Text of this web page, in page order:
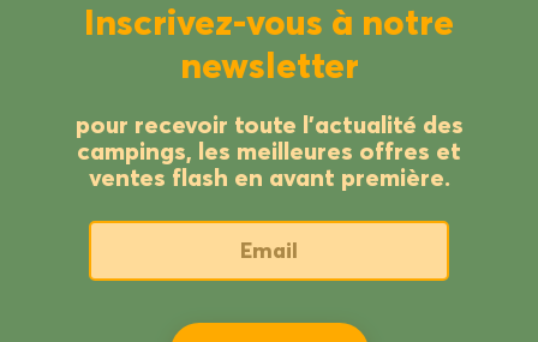
Inscrivez-vous à notre
newsletter
pour recevoir toute l’actualité des
campings, les meilleures offres et
ventes flash en avant première.